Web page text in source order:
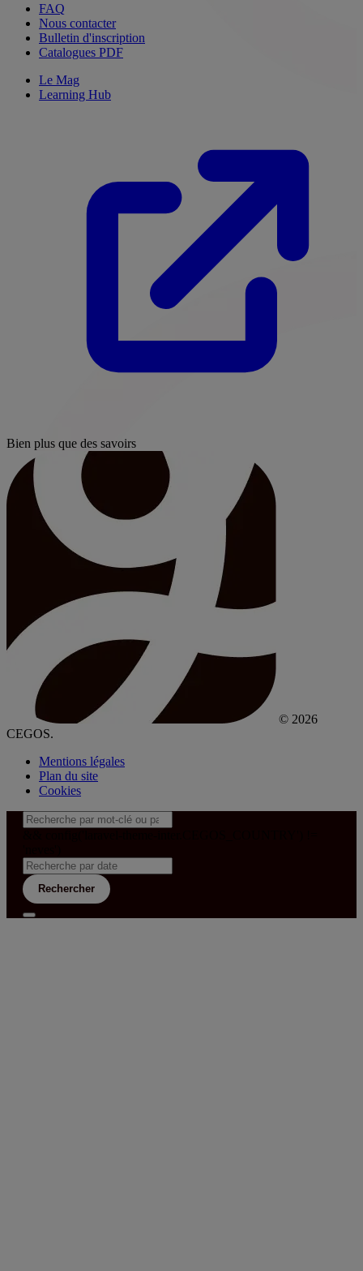
FAQ
Nous contacter
Bulletin d'inscription
Catalogues PDF
Le Mag
Learning Hub
Bien plus que des savoirs
© 2026
CEGOS.
Mentions légales
Plan du site
Cookies
Rechercher